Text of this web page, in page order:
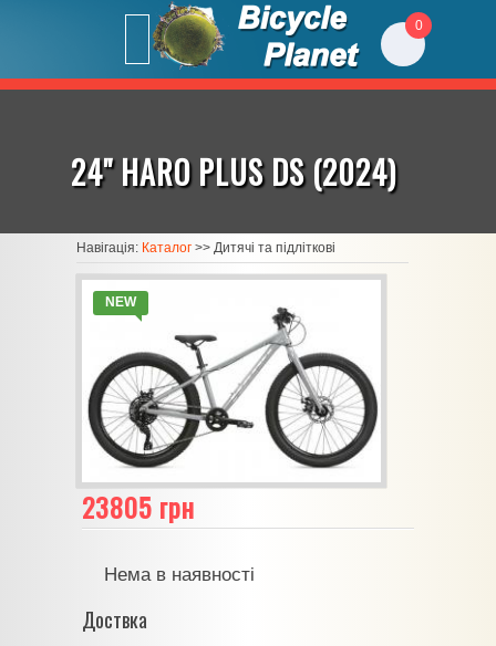
0
24" HARO PLUS DS (2024)
Навігація: Каталог >> Дитячі та підліткові
NEW
23805 грн
Нема в наявності
Доствка